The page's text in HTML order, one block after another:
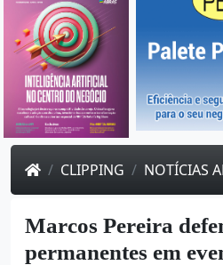
CLIPPING NOTÍCIAS
Marcos Pereira
permanentes em